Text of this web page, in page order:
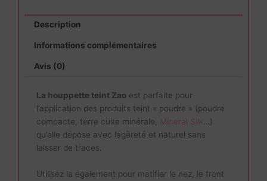
Description
Informations complémentaires
Avis (0)
La houppette teint Zao est parfaite pour
l’application des produits teint « poudre » (poudre
compacte, terre cuite minérale,
Mineral Silk …)
qu’elle dépose avec légèreté et naturel sans
laisser de traces.
Utilisez la également pour matifier le nez, le front